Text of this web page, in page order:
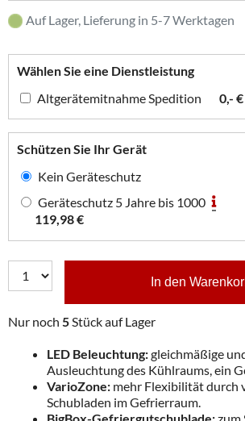
Auf Lager, Lieferung in 5-7 Werktagen
Wählen Sie eine Dienstleistung
Altgerätemitnahme Spedition
0,- €
Schützen Sie Ihr Gerät
Kein Geräteschutz
Geräteschutz 5 Jahre bis 1000
119,98 €
In den
Nur noch 5 Stück auf Lager
LED Beleuchtung:gleichmäßige
Ausleuchtung des Kühlraums, ein
VarioZone: mehr Flexibilität durch
Schubladen im Gefrierraum.
BigBox-Gefriergutschublade:zum